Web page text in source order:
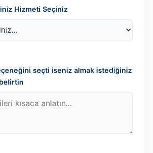
Hizmeti Seçiniz
seçti iseniz almak istediğiniz